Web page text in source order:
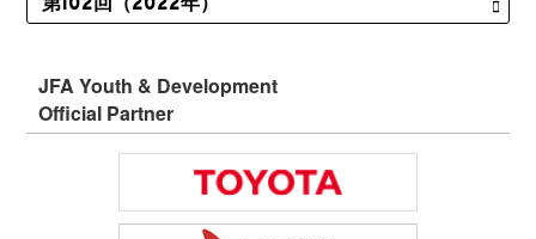
JFA Youth & Development
Official Partner